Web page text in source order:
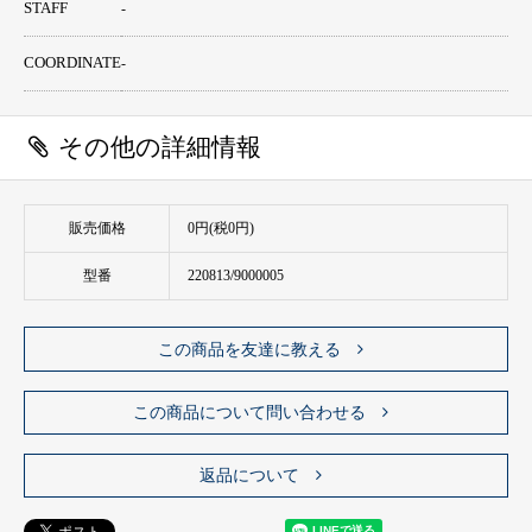
STAFF -
COORDINATE-
その他の詳細情報
販売価格 0円(税0円)
型番 220813/9000005
この商品を友達に教える
この商品について問い合わせる
返品について